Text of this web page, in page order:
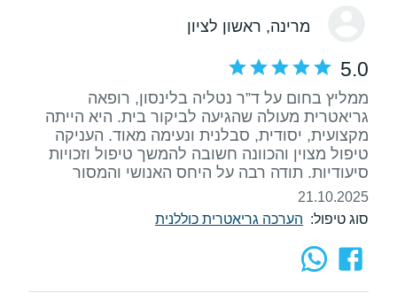
מרינה, ראשון לציון
5.0
ממליץ בחום על ד”ר נטליה בלינסון, רופאה
גריאטרית מעולה שהגיעה לביקור בית. היא הייתה
מקצועית, יסודית, סבלנית ונעימה מאוד. העניקה
טיפול מצוין והכוונה חשובה להמשך טיפול וזכויות
סיעודיות. תודה רבה על היחס האנושי והמסור
21.10.2025
סוג טיפול: הערכה גריאטרית כוללנית